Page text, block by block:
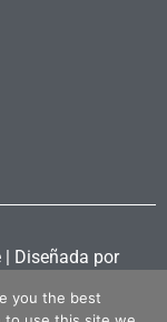
Diseñada por
you the best